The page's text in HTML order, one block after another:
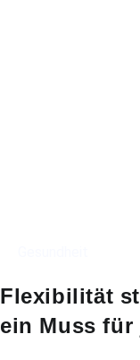
Flexibilität
ein Muss